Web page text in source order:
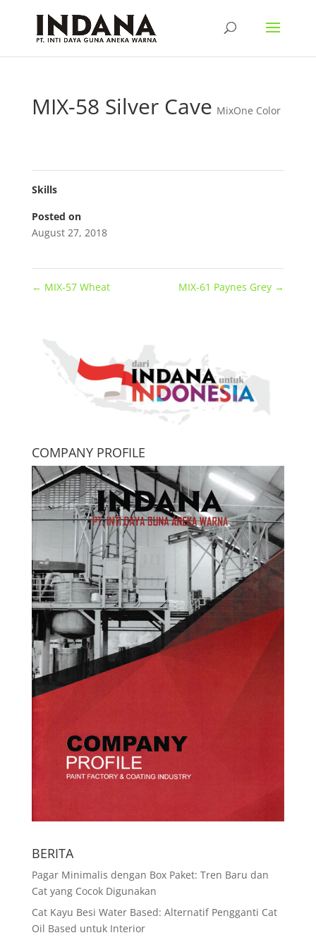
MIX-58 Silver Cave MixOne Color
Skills
Posted on
August 27, 2018
← MIX-57 Wheat MIX-61 Paynes Grey →
COMPANY PROFILE
BERITA
Pagar Minimalis dengan Box Paket: Tren Baru dan
Cat yang Cocok Digunakan
Cat Kayu Besi Water Based: Alternatif Pengganti Cat
Oil Based untuk Interior